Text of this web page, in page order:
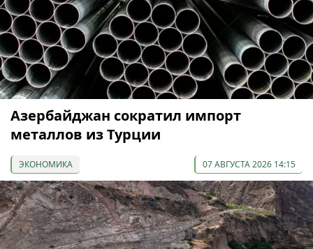
Азербайджан сократил импорт
металлов из Турции
ЭКОНОМИКА 07 АВГУСТА 2026 14:15